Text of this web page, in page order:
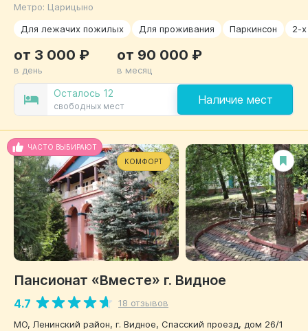
Метро: Царицыно
Для лежачих пожилых
Для проживания Паркинсон 2-
Осталось 12
свободных мест Наличие мест
от 3 000 ₽
в день
от 90 000 ₽
в месяц
ЧАСТО ВЫБИРАЮТ
КОМФОРТ
Пансионат «Вместе» г. Видное
4.7
18 отзывов
МО, Ленинский район, г. Видное, Спасский проезд, дом 26/1